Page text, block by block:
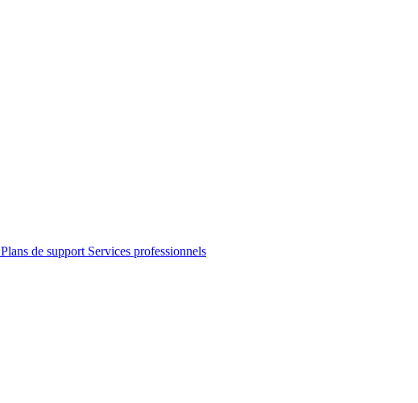
Plans de support Services professionnels